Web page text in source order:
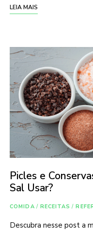
LEIA MAIS
Picles e
Sal Usar?
COMIDA / RECEITAS /
Descubra nesse post a